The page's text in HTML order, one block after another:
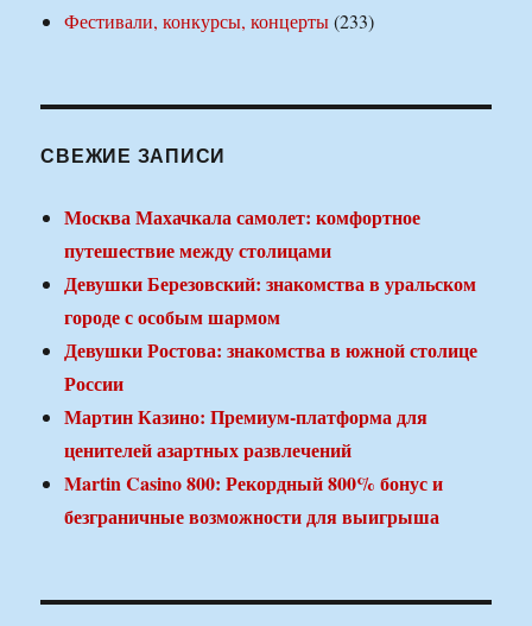
Фестивали, конкурсы, концерты(233)
СВЕЖИЕ ЗАПИСИ
Москва Махачкала самолет: комфортное
путешествие между столицами
Девушки Березовский: знакомства в уральском
городе с особым шармом
Девушки Ростова: знакомства в южной столице
России
Мартин Казино: Премиум-платформа для
ценителей азартных развлечений
Martin Casino 800: Рекордный 800% бонус и
безграничные возможности для выигрыша